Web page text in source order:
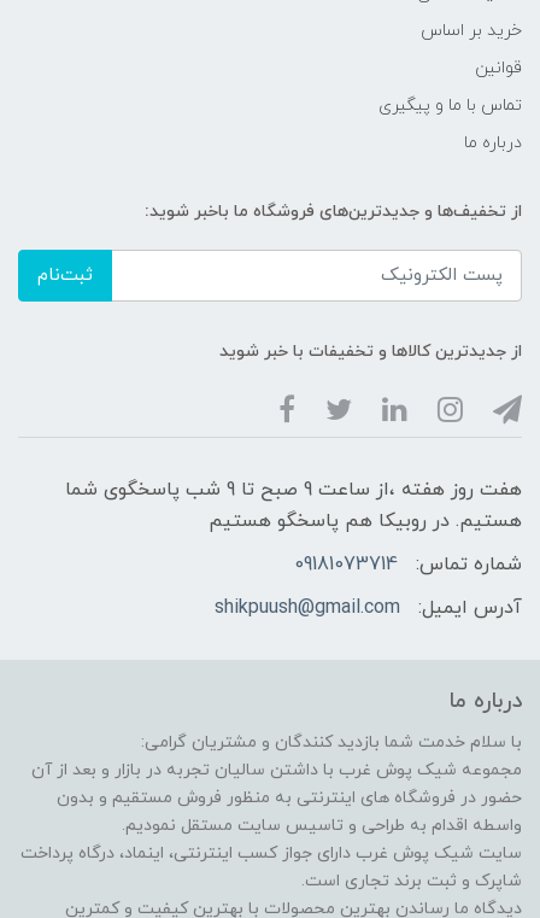
خرید بر اساس
قوانین
تماس با ما و پیگیری
درباره ما
از تخفیف‌ها و جدیدترین‌های فروشگاه ما باخبر شوید:
ثبت‌نام
از جدیدترین کالاها و تخفیفات با خبر شوید
هفت روز هفته ،از ساعت 9 صبح تا 9 شب پاسخگوی شما
هستیم. در روبیکا هم پاسخگو هستیم
شماره تماس:
09181073714
آدرس ایمیل:
shikpuush@gmail.com
درباره ما
با سلام خدمت شما بازدید کنندگان و مشتریان گرامی:
مجموعه شیک پوش غرب با داشتن سالیان تجربه در بازار و بعد از آن
حضور در فروشگاه های اینترنتی به منظور فروش مستقیم و بدون
واسطه اقدام به طراحی و تاسیس سایت مستقل نمودیم.
سایت شیک پوش غرب دارای جواز کسب اینترنتی، اینماد، درگاه پرداخت
شاپرک و ثبت برند تجاری است.
دیدگاه ما رساندن بهترین محصولات با بهترین کیفیت و کمترین